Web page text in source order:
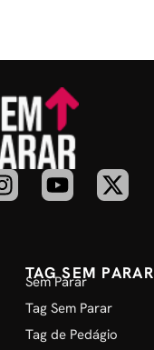
TAG SEM PARAR
Sem Parar
Tag Sem Parar
Tag de Pedágio